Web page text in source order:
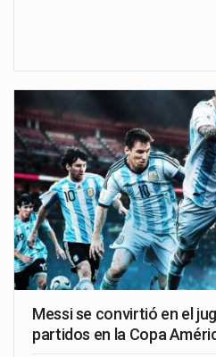
Messi se convirtió en el
partidos en la Copa